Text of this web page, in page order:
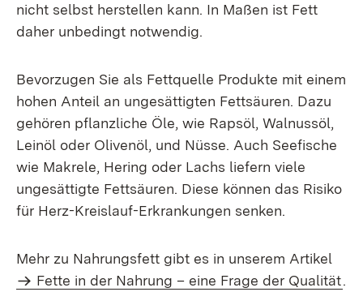
nicht selbst herstellen kann. In Maßen ist Fett
daher unbedingt notwendig.
Bevorzugen Sie als Fettquelle Produkte mit einem
hohen Anteil an ungesättigten Fettsäuren. Dazu
gehören pflanzliche Öle, wie Rapsöl, Walnussöl,
Leinöl oder Olivenöl, und Nüsse. Auch Seefische
wie Makrele, Hering oder Lachs liefern viele
ungesättigte Fettsäuren. Diese können das Risiko
für Herz-Kreislauf-Erkrankungen senken.
Mehr zu Nahrungsfett gibt es in unserem Artikel
Fette in der Nahrung – eine Frage der Qualität.